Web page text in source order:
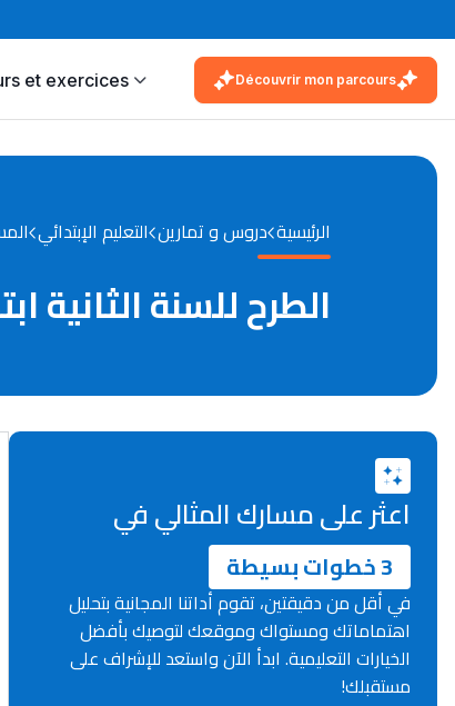
et exercices Découvrir mon parcours
الرئيسية دروس و تمارين التعليم الإبتدائي
الطرح للسنة الثانية
اعثر على مسارك المثالي في
3 خطوات بسيطة
في أقل من دقيقتين، تقوم أداتنا المجانية بتحليل
اهتماماتك ومستواك وموقعك لتوصيك بأفضل
الخيارات التعليمية. ابدأ الآن واستعد للإشراف على
مستقبلك!